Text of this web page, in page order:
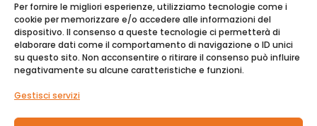
Per fornire le migliori esperienze, utilizziamo tecnologie come i
cookie per memorizzare e/o accedere alle informazioni del
dispositivo. Il consenso a queste tecnologie ci permetterà di
elaborare dati come il comportamento di navigazione o ID unici
su questo sito. Non acconsentire o ritirare il consenso può influire
negativamente su alcune caratteristiche e funzioni.
Gestisci servizi
 +39 351 433 8509
 info@daimon-coaching.org
 Via Saffo 105, 00125 Roma
 Via Vittorio Amedeo 19, 00185 Roma